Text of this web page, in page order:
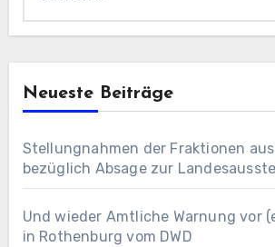
Neueste Beiträge
Stellungnahmen der Fraktionen
bezüglich Absage zur
Und wieder Amtliche Warnung vor
in Rothenburg vom DWD